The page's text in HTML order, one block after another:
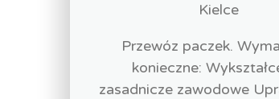
Kielce
Przewóz paczek.
konieczne:
zasadnicze zawodowe